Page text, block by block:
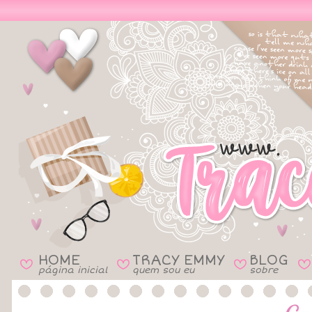
B HOME
página inicial B TRACY EMMY
quem sou eu B BLOG
sobre B